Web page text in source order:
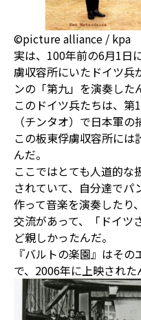
©picture alliance / kpa
実は、100年前の6月1日
虜収容所にいたドイツ兵
ンの「第九」を演奏した
このドイツ兵たちは、
（チンタオ）で日本軍
この板東俘虜収容所に
んだ。
ここではとても人道的な
されていて、自分達でパ
作って音楽を演奏したり
交流があって、「ドイツ
ど親しかったんだ。
『バルトの楽園』はそ
で、2006年に上映された